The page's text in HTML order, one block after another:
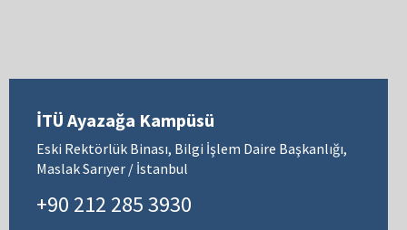
İTÜ Ayazağa Kampüsü
Eski Rektörlük Binası, Bilgi İşlem Daire Başkanlığı,
Maslak Sarıyer / İstanbul
+90 212 285 3930